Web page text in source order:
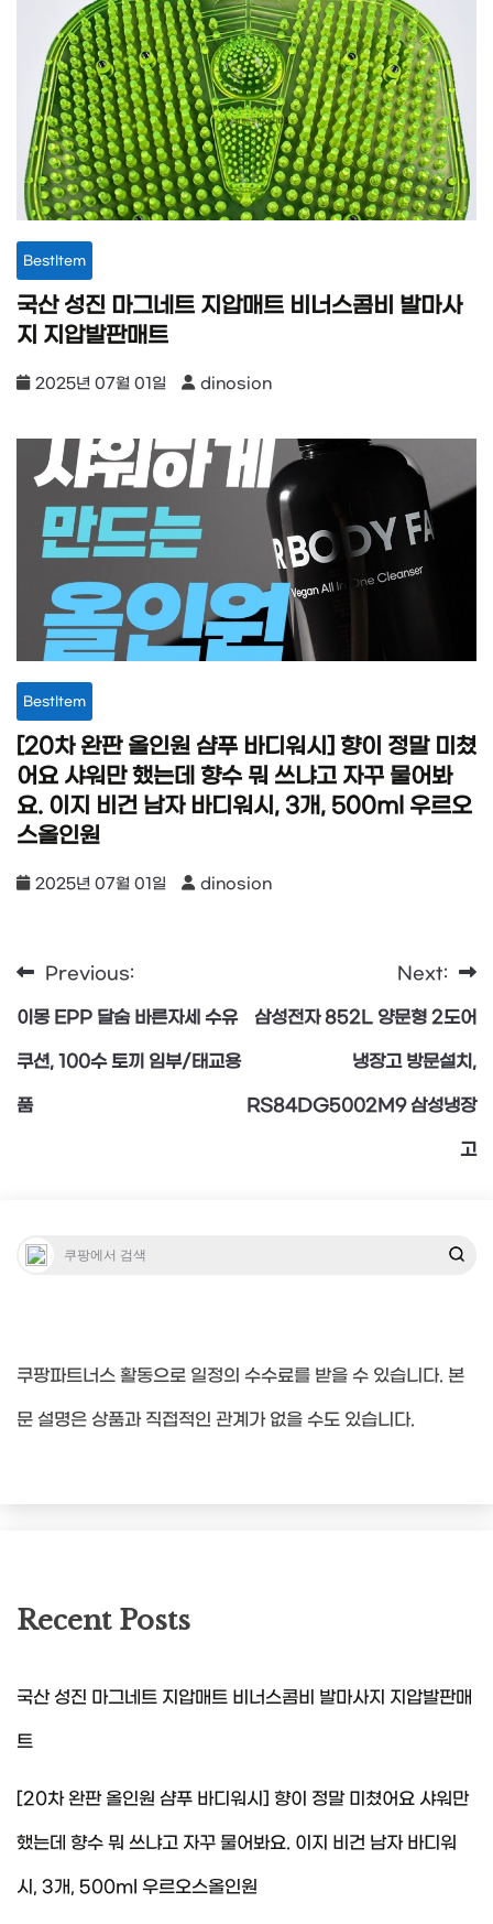
BestItem
국산 성진 마그네트 지압매트 비너스콤비 발마사
지 지압발판매트
2025년 07월 01일 dinosion
BestItem
[20차 완판 올인원 샴푸 바디워시] 향이 정말 미쳤
어요 샤워만 했는데 향수 뭐 쓰냐고 자꾸 물어봐
요. 이지 비건 남자 바디워시, 3개, 500ml 우르오
스올인원
2025년 07월 01일 dinosion
글
탐
색
Previous:
이몽 EPP 달숨 바른자세 수유
쿠션, 100수 토끼 임부/태교용
품
Next:
삼성전자 852L 양문형 2도어
냉장고 방문설치,
RS84DG5002M9 삼성냉장
고
쿠팡파트너스 활동으로 일정의 수수료를 받을 수 있습니다. 본
문 설명은 상품과 직접적인 관계가 없을 수도 있습니다.
Recent Posts
국산 성진 마그네트 지압매트 비너스콤비 발마사지 지압발판매
트
[20차 완판 올인원 샴푸 바디워시] 향이 정말 미쳤어요 샤워만
했는데 향수 뭐 쓰냐고 자꾸 물어봐요. 이지 비건 남자 바디워
시, 3개, 500ml 우르오스올인원